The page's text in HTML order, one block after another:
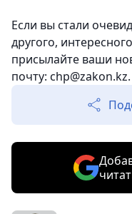
Если вы стали
другого,
присылайте ваши
почту: chp@zakon.kz.